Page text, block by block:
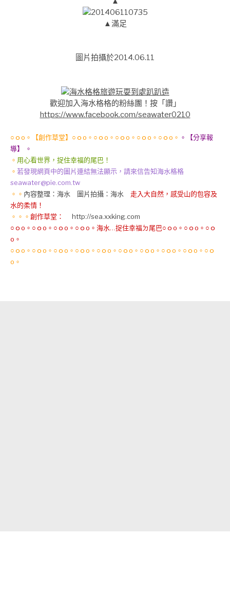
▲滿足
圖片拍攝於2014.06.11
歡迎加入海水格格的粉絲團！按「讚」
https://www.facebook.com/seawater0210
○ｏo。【創作草堂】○ｏo。○ｏo。○ｏo。○ｏo。○ｏo。 。【分享報
導】 。
。 用心看世界，捉住幸福的尾巴！
。 若發現網頁中的圖片連結無法顯示，請來信告知海水格格
seawater@pie.com.tw
。。 內容整理：海水 圖片拍攝：海水 走入大自然，感受山的包容及
水的柔情！
。。。 創作草堂：
http://sea.xxking.com
○ｏo。○ｏo。○ｏo。○ｏo。海水…捉住幸福ㄉ尾巴○ｏo。○ｏo。○ｏ
o。
○ｏo。○ｏo。○ｏo。○ｏo。○ｏo。○ｏo。○ｏo。○ｏo。○ｏo。○ｏ
o。